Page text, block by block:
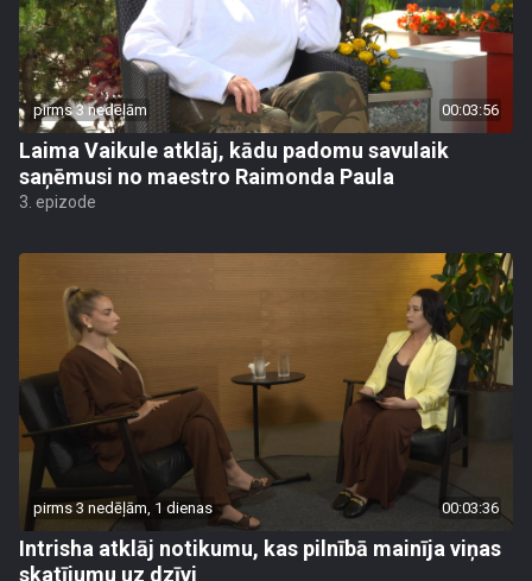
pirms 3 nedēļām 00:03:56
Laima Vaikule atklāj, kādu padomu savulaik
saņēmusi no maestro Raimonda Paula
3. epizode
pirms 3 nedēļām, 1 dienas 00:03:36
Intrisha atklāj notikumu, kas pilnībā mainīja viņas
skatījumu uz dzīvi